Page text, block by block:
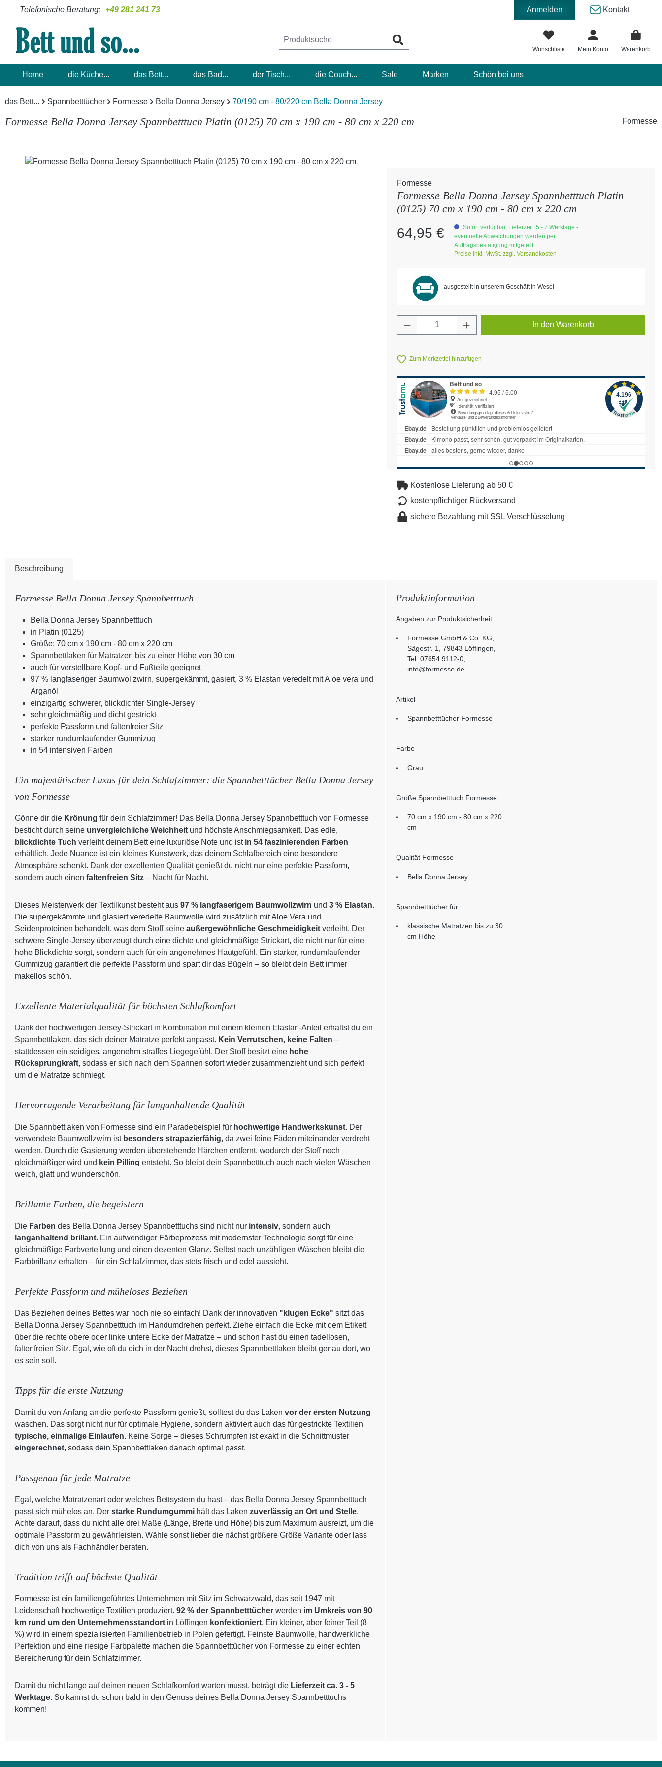
Hauptinhalt springen
Zur Suche springen
Zur Hauptnavigation springen
Telefonische Beratung: +49 281 241 73 Anmelden Kontakt
Wunschliste Mein Konto Warenkorb
Home die Küche... das Bett... das Bad... der Tisch... die Couch... Sale Marken Schön bei uns
das Bett... Spannbetttücher Formesse Bella Donna Jersey 70/190 cm - 80/220 cm Bella Donna Jersey
Formesse Bella Donna Jersey Spannbetttuch Platin (0125) 70 cm x 190 cm - 80 cm x 220 cm Formesse
Bildergalerie überspringen
Formesse
Formesse Bella Donna Jersey Spannbetttuch Platin
(0125) 70 cm x 190 cm - 80 cm x 220 cm
Regulärer Preis:
64,95 €
Sofort verfügbar, Lieferzeit: 5 - 7 Werktage -
eventuelle Abweichungen werden per
Auftragsbestätigung mitgeteilt.
Preise inkl. MwSt. zzgl. Versandkosten
ausgestellt in unserem Geschäft in Wesel
Produkt Anzahl: Gib den gewünschten Wert ein
In den Warenkorb
Zum Merkzettel hinzufügen
Kostenlose Lieferung ab 50 €
kostenpflichtiger Rückversand
sichere Bezahlung mit SSL Verschlüsselung
Beschreibung
Formesse Bella Donna Jersey Spannbetttuch
Bella Donna Jersey Spannbetttuch
in Platin (0125)
Größe: 70 cm x 190 cm - 80 cm x 220 cm
Spannbettlaken für Matratzen bis zu einer Höhe von 30 cm
auch für verstellbare Kopf- und Fußteile geeignet
97 % langfaseriger Baumwollzwirn, supergekämmt, gasiert, 3 % Elastan veredelt mit Aloe vera und
Arganöl
einzigartig schwerer, blickdichter Single-Jersey
sehr gleichmäßig und dicht gestrickt
perfekte Passform und faltenfreier Sitz
starker rundumlaufender Gummizug
in 54 intensiven Farben
Ein majestätischer Luxus für dein Schlafzimmer: die Spannbetttücher Bella Donna Jersey
von Formesse
Gönne dir die Krönung für dein Schlafzimmer! Das Bella Donna Jersey Spannbetttuch von Formesse
besticht durch seine unvergleichliche Weichheit und höchste Anschmiegsamkeit. Das edle,
blickdichte Tuch verleiht deinem Bett eine luxuriöse Note und ist in 54 faszinierenden Farben
erhältlich. Jede Nuance ist ein kleines Kunstwerk, das deinem Schlafbereich eine besondere
Atmosphäre schenkt. Dank der exzellenten Qualität genießt du nicht nur eine perfekte Passform,
sondern auch einen faltenfreien Sitz – Nacht für Nacht.
Dieses Meisterwerk der Textilkunst besteht aus 97 % langfaserigem Baumwollzwirn und 3 % Elastan.
Die supergekämmte und glasiert veredelte Baumwolle wird zusätzlich mit Aloe Vera und
Seidenproteinen behandelt, was dem Stoff seine außergewöhnliche Geschmeidigkeit verleiht. Der
schwere Single-Jersey überzeugt durch eine dichte und gleichmäßige Strickart, die nicht nur für eine
hohe Blickdichte sorgt, sondern auch für ein angenehmes Hautgefühl. Ein starker, rundumlaufender
Gummizug garantiert die perfekte Passform und spart dir das Bügeln – so bleibt dein Bett immer
makellos schön.
Exzellente Materialqualität für höchsten Schlafkomfort
Dank der hochwertigen Jersey-Strickart in Kombination mit einem kleinen Elastan-Anteil erhältst du ein
Spannbettlaken, das sich deiner Matratze perfekt anpasst. Kein Verrutschen, keine Falten –
stattdessen ein seidiges, angenehm straffes Liegegefühl. Der Stoff besitzt eine hohe
Rücksprungkraft, sodass er sich nach dem Spannen sofort wieder zusammenzieht und sich perfekt
um die Matratze schmiegt.
Hervorragende Verarbeitung für langanhaltende Qualität
Die Spannbettlaken von Formesse sind ein Paradebeispiel für hochwertige Handwerkskunst. Der
verwendete Baumwollzwirn ist besonders strapazierfähig, da zwei feine Fäden miteinander verdreht
werden. Durch die Gasierung werden überstehende Härchen entfernt, wodurch der Stoff noch
gleichmäßiger wird und kein Pilling entsteht. So bleibt dein Spannbetttuch auch nach vielen Wäschen
weich, glatt und wunderschön.
Brillante Farben, die begeistern
Die Farben des Bella Donna Jersey Spannbetttuchs sind nicht nur intensiv, sondern auch
langanhaltend brillant. Ein aufwendiger Färbeprozess mit modernster Technologie sorgt für eine
gleichmäßige Farbverteilung und einen dezenten Glanz. Selbst nach unzähligen Wäschen bleibt die
Farbbrillanz erhalten – für ein Schlafzimmer, das stets frisch und edel aussieht.
Perfekte Passform und müheloses Beziehen
Das Beziehen deines Bettes war noch nie so einfach! Dank der innovativen "klugen Ecke" sitzt das
Bella Donna Jersey Spannbetttuch im Handumdrehen perfekt. Ziehe einfach die Ecke mit dem Etikett
über die rechte obere oder linke untere Ecke der Matratze – und schon hast du einen tadellosen,
faltenfreien Sitz. Egal, wie oft du dich in der Nacht drehst, dieses Spannbettlaken bleibt genau dort, wo
es sein soll.
Tipps für die erste Nutzung
Damit du von Anfang an die perfekte Passform genießt, solltest du das Laken vor der ersten Nutzung
waschen. Das sorgt nicht nur für optimale Hygiene, sondern aktiviert auch das für gestrickte Textilien
typische, einmalige Einlaufen. Keine Sorge – dieses Schrumpfen ist exakt in die Schnittmuster
eingerechnet, sodass dein Spannbettlaken danach optimal passt.
Passgenau für jede Matratze
Egal, welche Matratzenart oder welches Bettsystem du hast – das Bella Donna Jersey Spannbetttuch
passt sich mühelos an. Der starke Rundumgummi hält das Laken zuverlässig an Ort und Stelle.
Achte darauf, dass du nicht alle drei Maße (Länge, Breite und Höhe) bis zum Maximum ausreizt, um die
optimale Passform zu gewährleisten. Wähle sonst lieber die nächst größere Größe Variante oder lass
dich von uns als Fachhändler beraten.
Tradition trifft auf höchste Qualität
Formesse ist ein familiengeführtes Unternehmen mit Sitz im Schwarzwald, das seit 1947 mit
Leidenschaft hochwertige Textilien produziert. 92 % der Spannbetttücher werden im Umkreis von 90
km rund um den Unternehmensstandort in Löffingen konfektioniert. Ein kleiner, aber feiner Teil (8
%) wird in einem spezialisierten Familienbetrieb in Polen gefertigt. Feinste Baumwolle, handwerkliche
Perfektion und eine riesige Farbpalette machen die Spannbetttücher von Formesse zu einer echten
Bereicherung für dein Schlafzimmer.
Damit du nicht lange auf deinen neuen Schlafkomfort warten musst, beträgt die Lieferzeit ca. 3 - 5
Werktage. So kannst du schon bald in den Genuss deines Bella Donna Jersey Spannbetttuchs
kommen!
Produktinformation
Angaben zur Produktsicherheit
Formesse GmbH & Co. KG,
Sägestr. 1, 79843 Löffingen,
Tel. 07654 9112-0,
info@formesse.de
Artikel
Spannbetttücher Formesse
Farbe
Grau
Größe Spannbetttuch Formesse
70 cm x 190 cm - 80 cm x 220
cm
Qualität Formesse
Bella Donna Jersey
Spannbetttücher für
klassische Matratzen bis zu 30
cm Höhe